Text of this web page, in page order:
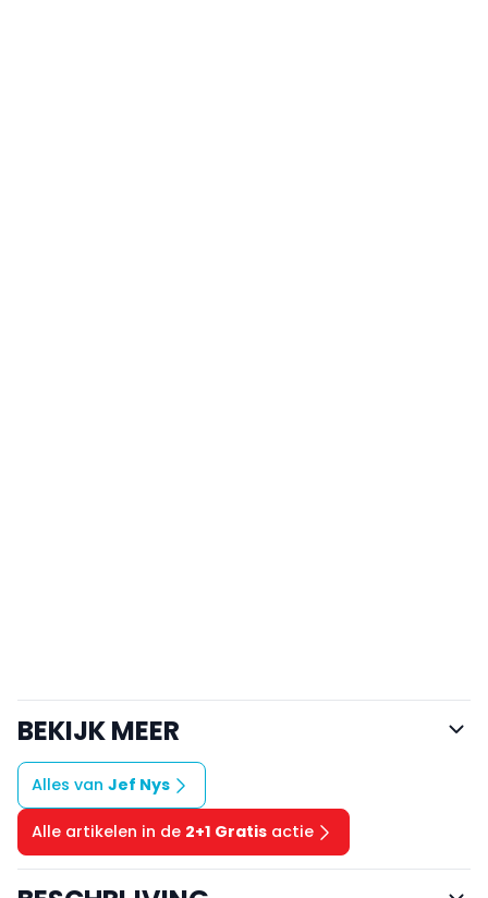
BEKIJK MEER
Alles van Jef Nys
Alle artikelen in de 2+1 Gratis actie